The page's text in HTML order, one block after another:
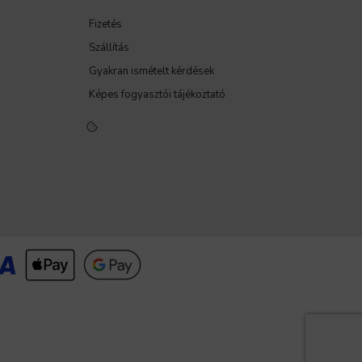
Fizetés
Szállítás
Gyakran ismételt kérdések
Képes fogyasztói tájékoztató